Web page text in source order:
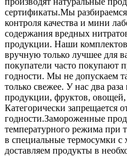
сертификаты.Мы
контроля качества и мини
содержания вредных
продукции. Наши
вручную только лучшее для
покупатели часто покупают
годности. Мы не допускаем
только свежее. У нас два
продукции, фруктов,
Категорически запрещается
годности.Замороженные
температурного режима при
в специальные термосумки
доставляем продукты в